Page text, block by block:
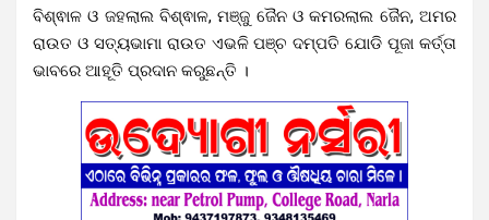
ବିଶ୍ଵାଳ ଓ ଜହଲାଲ ବିଶ୍ଵାଳ, ମଞ୍ଜୁ ଜୈନ ଓ କମରଲାଲ ଜୈନ, ଅମର
ରାଉତ ଓ ସତ୍ୟଭାମା ରାଉତ ଏଭଳି ପଞ୍ଚ ଦମ୍ପତି ଯୋଡି ପୂଜା କର୍ତ୍ତା
ଭାବରେ ଆହୂତି ପ୍ରଦାନ କରୁଛନ୍ତି ।